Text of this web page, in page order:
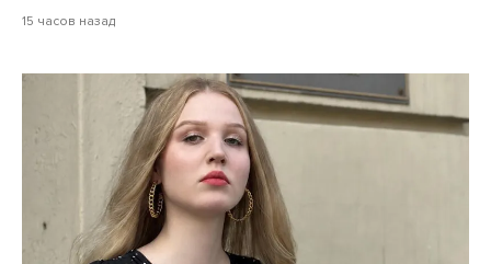
15 часов назад